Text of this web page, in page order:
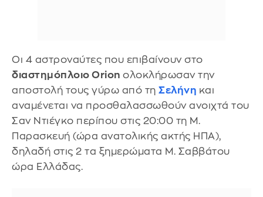
Οι 4 αστροναύτες που επιβαίνουν στο
διαστημόπλοιο Orion ολοκλήρωσαν την
αποστολή τους γύρω από τη Σελήνη και
αναμένεται να προσθαλασσωθούν ανοιχτά του
Σαν Ντιέγκο περίπου στις 20:00 τη Μ.
Παρασκευή (ώρα ανατολικής ακτής ΗΠΑ),
δηλαδή στις 2 τα ξημερώματα Μ. Σαββάτου
ώρα Ελλάδας.